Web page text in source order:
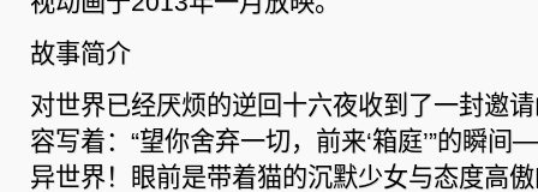
故事简介
对世界已经厌烦的逆回十六夜收到了一封邀
容写着：“望你舍弃一切，前来‘箱庭’”的瞬
异世界！眼前是带着猫的沉默少女与态度高